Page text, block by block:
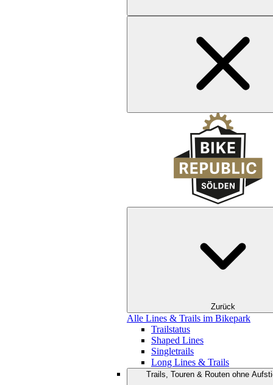
Zurück
Alle Lines & Trails im Bikepark
Trailstatus
Shaped Lines
Singletrails
Long Lines & Trails
Trails, Touren & Routen ohne